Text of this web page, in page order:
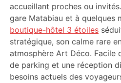
accueillant proches ou
gare Matabiau et à quelques
boutique-hôtel 3 étoiles
stratégique, son calme rare
atmosphère Art Déco. Facile
de parking et une réception
besoins actuels des